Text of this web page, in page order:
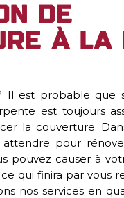
de
à La
Il est probable que
est toujours
la couverture.
pour
pouvez causer à
qui finira par vous
nos services en